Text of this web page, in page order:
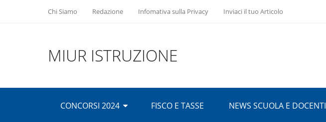
Chi Siamo Redazione Infomativa sulla Privacy Inviaci il tuo Articolo
MIUR ISTRUZIONE
CONCORSI 2024 FISCO E TASSE NEWS SCUOLA E DOCENTI